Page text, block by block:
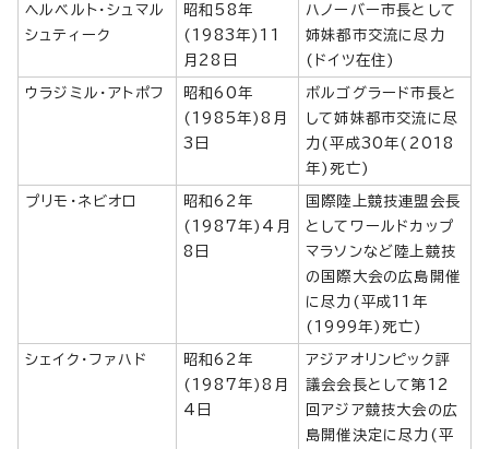
ヘルベルト・シュマル
シュティーク
昭和58年
(1983年)11
月28日
ハノーバー市長として
姉妹都市交流に尽力
(ドイツ在住)
ウラジミル・アトポフ
昭和60年
(1985年)8月
3日
ボルゴグラード市長と
して姉妹都市交流に尽
力(平成30年(2018
年)死亡)
プリモ・ネビオロ
昭和62年
(1987年)4月
8日
国際陸上競技連盟会長
としてワールドカップ
マラソンなど陸上競技
の国際大会の広島開催
に尽力(平成11年
(1999年)死亡)
シェイク・ファハド
昭和62年
(1987年)8月
4日
アジアオリンピック評
議会会長として第12
回アジア競技大会の広
島開催決定に尽力(平